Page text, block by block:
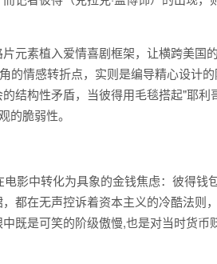
元素植入爱情喜剧框架，让横跨美国
的情感转折点，实则是编导精心设计
结构性矛盾，当彼得用毛毯搭起"耶利
脆弱性。
影中转化为具象的金钱焦虑：彼得钱
都在无声控诉着资本主义的冷酷法则
既是可笑的阶级傲慢,也是对当时货币